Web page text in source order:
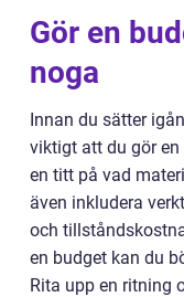
Gör en
noga
Innan du sätter
viktigt att du gör
en titt på vad
även inkludera
och
en budget kan du
Rita upp en ritning